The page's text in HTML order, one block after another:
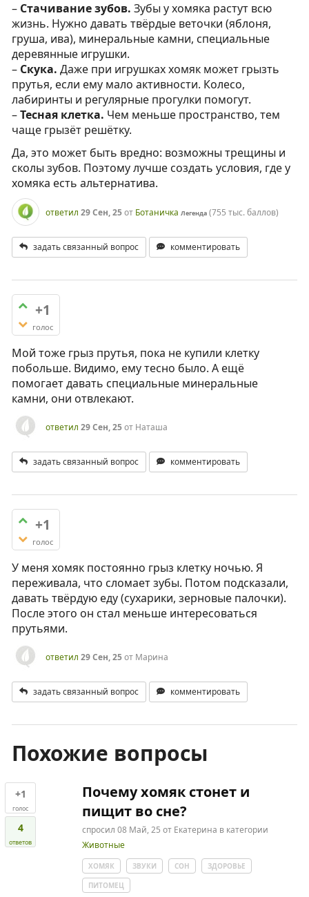
– Стачивание зубов. Зубы у хомяка растут всю
жизнь. Нужно давать твёрдые веточки (яблоня,
груша, ива), минеральные камни, специальные
деревянные игрушки.
– Скука. Даже при игрушках хомяк может грызть
прутья, если ему мало активности. Колесо,
лабиринты и регулярные прогулки помогут.
–Тесная клетка. Чем меньше пространство, тем
чаще грызёт решётку.
Да, это может быть вредно: возможны трещины и
сколы зубов. Поэтому лучше создать условия, где у
хомяка есть альтернатива.
ответил 29 Сен, 25от Ботаничка Легенда (755 тыс.баллов)
задать связанный вопрос комментировать
+1
голос
Мой тоже грыз прутья, пока не купили клетку
побольше. Видимо, ему тесно было. А ещё
помогает давать специальные минеральные
камни, они отвлекают.
ответил 29 Сен, 25от Наташа
задать связанный вопрос комментировать
+1
голос
У меня хомяк постоянно грыз клетку ночью. Я
переживала, что сломает зубы. Потом подсказали,
давать твёрдую еду (сухарики, зерновые палочки).
После этого он стал меньше интересоваться
прутьями.
ответил 29 Сен, 25от Марина
задать связанный вопрос комментировать
Похожие вопросы
+1
голос
4
ответов
Почему хомяк стонет и
пищит во сне?
спросил 08 Май, 25 от Екатерина в категории
Животные
ХОМЯК ЗВУКИ СОН
ЗДОРОВЬЕ
ПИТОМЕЦ